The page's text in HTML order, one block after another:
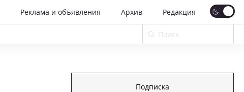
Реклама и объявления Архив Редакция
Подписка